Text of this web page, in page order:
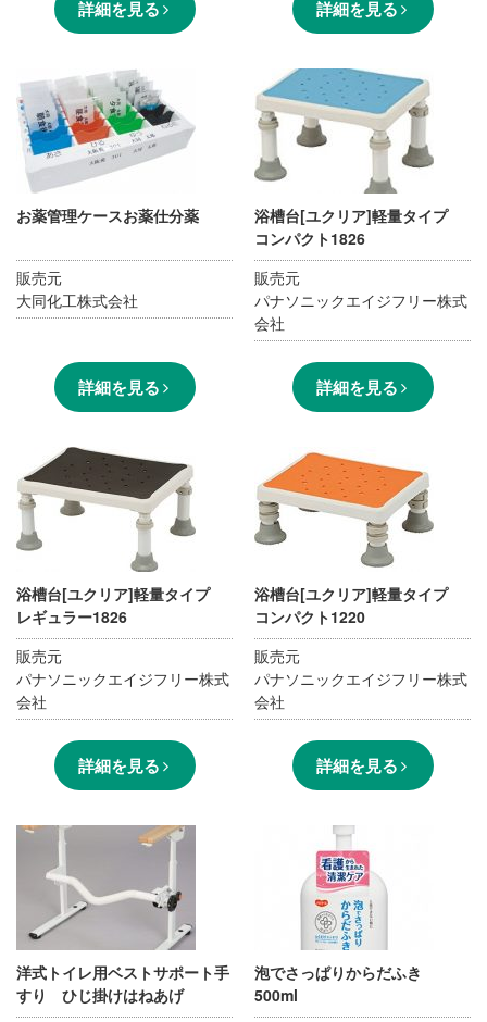
詳細を見る 詳細を見る
お薬管理ケースお薬仕分薬
販売元
大同化工株式会社
詳細を見る
浴槽台[ユクリア]軽量タイプ
コンパクト1826
販売元
パナソニックエイジフリー株式
会社
詳細を見る
浴槽台[ユクリア]軽量タイプ
レギュラー1826
販売元
パナソニックエイジフリー株式
会社
詳細を見る
浴槽台[ユクリア]軽量タイプ
コンパクト1220
販売元
パナソニックエイジフリー株式
会社
詳細を見る
洋式トイレ用ベストサポート手
すり ひじ掛けはねあげ
泡でさっぱりからだふき
500ml